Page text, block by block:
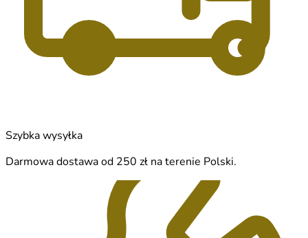
Szybka wysyłka
Darmowa dostawa od 250 zł na terenie Polski.